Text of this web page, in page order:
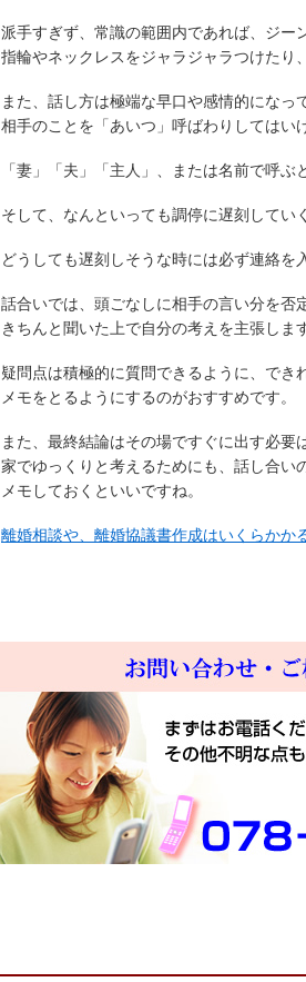
派手すぎず、常識の範囲内であれば、ジー
指輪やネックレスをジャラジャラつけたり
また、話し方は極端な早口や感情的になっ
相手のことを「あいつ」呼ばわりしてはい
「妻」「夫」「主人」、または名前で呼ぶ
そして、なんといっても調停に遅刻してい
どうしても遅刻しそうな時には必ず連絡を
話合いでは、頭ごなしに相手の言い分を否
きちんと聞いた上で自分の考えを主張しま
疑問点は積極的に質問できるように、でき
メモをとるようにするのがおすすめです。
また、最終結論はその場ですぐに出す必要
家でゆっくりと考えるためにも、話し合い
メモしておくといいですね。
離婚相談や、離婚協議書作成はいくらかか